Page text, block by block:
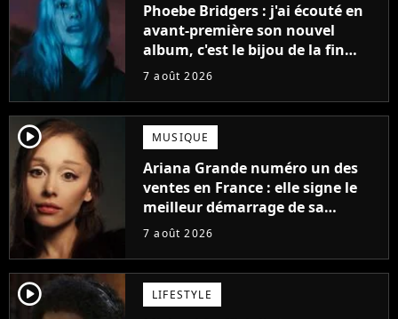
Phoebe Bridgers : j'ai écouté en
avant-première son nouvel
album, c'est le bijou de la fin
d'été
7 août 2026
player2 MUSIQUE
Ariana Grande numéro un des
ventes en France : elle signe le
meilleur démarrage de sa
carrière avec son album Petal
7 août 2026
player2 LIFESTYLE